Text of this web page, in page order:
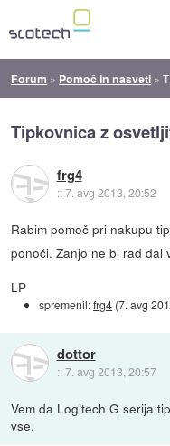
Forum » Pomoč in nasveti »
Tipkovnica z
frg4
::7. avg 2013, 20:52
Rabim pomoč pri nakupu
ponoči. Zanjo ne bi rad dal
LP
spremenil:frg4 (7. avg
dottor
::7. avg 2013, 20:57
Vem da Logitech G serija
vse.